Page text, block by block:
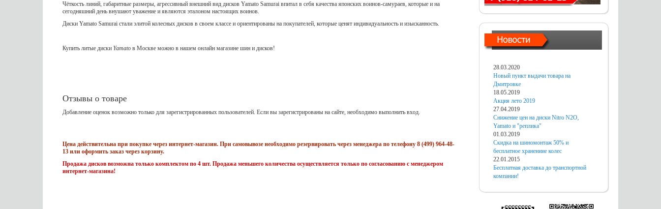
Чёткость линий, габаритные размеры, агрессивный внешний вид дисков Yamato Samurai впитал в себя качества японских воинов-самураев, которые и на
сегодняшний день внушают уважение и являются эталоном настоящих воинов.
Диски Yamato Samurai стали элитой колесных дисков в своем классе и ориентированы на покупателей, которые ценят индивидуальность и изысканность.
Купить литые диски Yamato в Москве можно в нашем онлайн магазине шин и дисков!
Отзывы о товаре
Добавление оценок возможно только для зарегистрированных пользователей. Если вы зарегистрированы на сайте, необходимо выполнить вход.
Цена действительна при покупке через интернет-магазин. При самовывозе необходимо резервировать через менеджера по телефону 8 (499) 964-48-
13 или оформить заказ через корзину.
Продажа дисков возможна только комплектом по 4 шт. Продажа меньшего количества осуществляется только по согласованию с менеджером
интернет-магазина!
28.03.2020
Новый пункт выдачи товара на
Дмитровке
18.05.2019
Акция лето 2019
27.04.2019
Снижение цен на диски Nitro N2O,
Yamato и "реплика"
01.03.2019
Скидка на шиномонтаж 50% и
бесплатное хранениие колес
22.01.2015
Бесплатная доставка до транспортной
компании!